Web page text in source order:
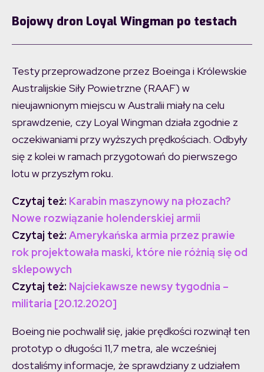
Bojowy dron Loyal Wingman po testach
Testy przeprowadzone przez Boeinga i Królewskie
Australijskie Siły Powietrzne (RAAF) w
nieujawnionym miejscu w Australii miały na celu
sprawdzenie, czy Loyal Wingman działa zgodnie z
oczekiwaniami przy wyższych prędkościach. Odbyły
się z kolei w ramach przygotowań do pierwszego
lotu w przyszłym roku.
Czytaj też: Karabin maszynowy na płozach?
Nowe rozwiązanie holenderskiej armii
Czytaj też: Amerykańska armia przez prawie
rok projektowała maski, które nie różnią się od
sklepowych
Czytaj też: Najciekawsze newsy tygodnia –
militaria [20.12.2020]
Boeing nie pochwalił się, jakie prędkości rozwinął ten
prototyp o długości 11,7 metra, ale wcześniej
dostaliśmy informacje, że sprawdziany z udziałem